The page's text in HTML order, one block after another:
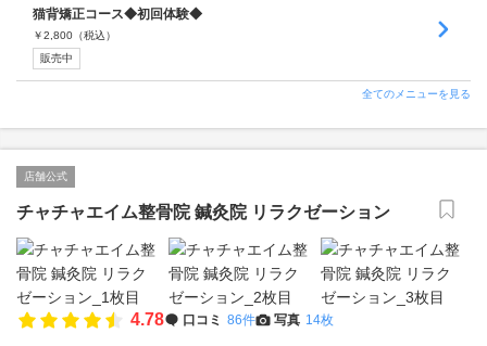
猫背矯正コース◆初回体験◆
￥2,800 （税込）
販売中
全てのメニューを見る
店舗公式
チャチャエイム整骨院 鍼灸院 リラクゼーション
4.78 口コミ 86件 写真 14枚